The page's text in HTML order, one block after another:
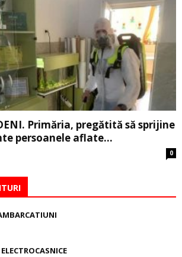
Primăria, pregătită să sprijine
persoanele aflate...
0